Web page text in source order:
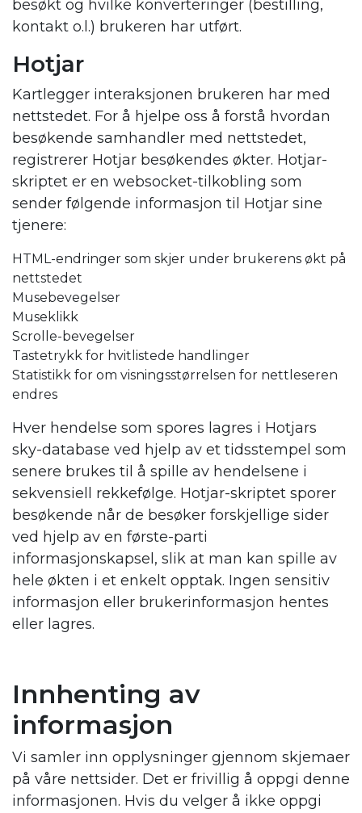
besøkt og hvilke konverteringer (bestilling,
kontakt o.l.) brukeren har utført.
Hotjar
Kartlegger interaksjonen brukeren har med
nettstedet. For å hjelpe oss å forstå hvordan
besøkende samhandler med nettstedet,
registrerer Hotjar besøkendes økter. Hotjar-
skriptet er en websocket-tilkobling som
sender følgende informasjon til Hotjar sine
tjenere:
HTML-endringer som skjer under brukerens økt på
nettstedet
Musebevegelser
Museklikk
Scrolle-bevegelser
Tastetrykk for hvitlistede handlinger
Statistikk for om visningsstørrelsen for nettleseren
endres
Hver hendelse som spores lagres i Hotjars
sky-database ved hjelp av et tidsstempel som
senere brukes til å spille av hendelsene i
sekvensiell rekkefølge. Hotjar-skriptet sporer
besøkende når de besøker forskjellige sider
ved hjelp av en første-parti
informasjonskapsel, slik at man kan spille av
hele økten i et enkelt opptak. Ingen sensitiv
informasjon eller brukerinformasjon hentes
eller lagres.
Innhenting av
informasjon
Vi samler inn opplysninger gjennom skjemaer
på våre nettsider. Det er frivillig å oppgi denne
informasjonen. Hvis du velger å ikke oppgi